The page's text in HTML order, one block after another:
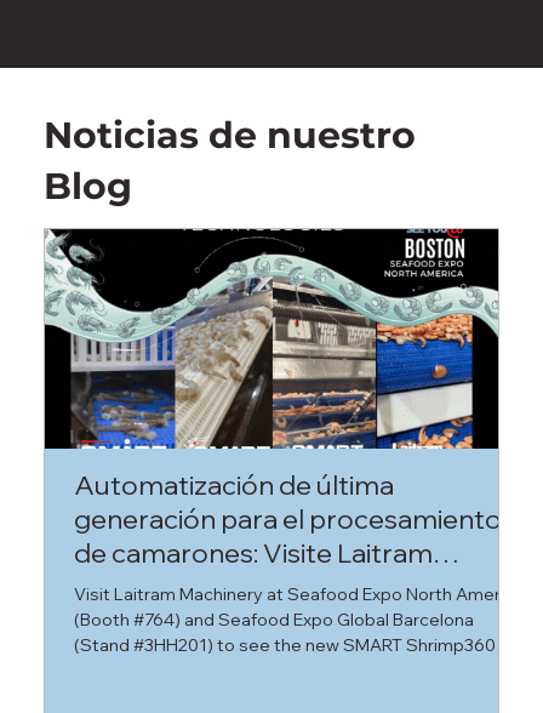
Noticias de nuestro
Blog
Automatización de última
generación para el procesamiento
de camarones: Visite Laitram
Machinery en Seafood Expo Boston
& Barcelona 2026
Visit Laitram Machinery at Seafood Expo North America
(Booth #764) and Seafood Expo Global Barcelona
(Stand #3HH201) to see the new SMART Shrimp360™